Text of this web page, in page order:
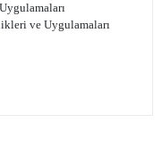
ve Uygulamaları